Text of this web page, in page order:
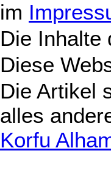
im
Die
Diese
Die Artikel
alles
Korfu